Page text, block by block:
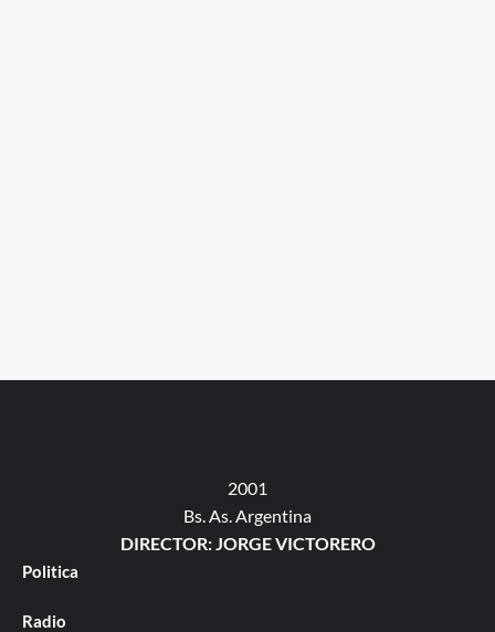
2001
Bs. As. Argentina
DIRECTOR: JORGE VICTORERO
Politica
Radio